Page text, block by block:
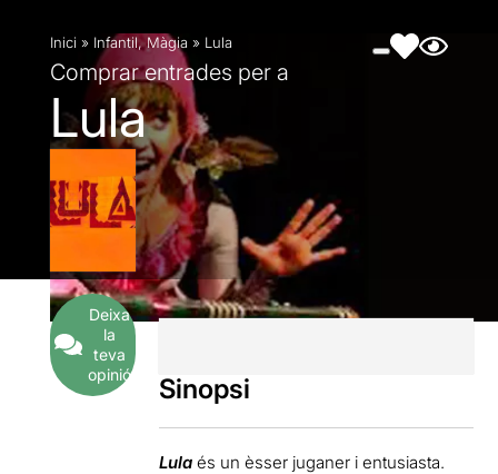
Inici » Infantil,Màgia » Lula
Comprar entrades per a
Lula
Deixa
la
teva
opinió
Sinopsi
Lula és un èsser juganer i entusiasta.